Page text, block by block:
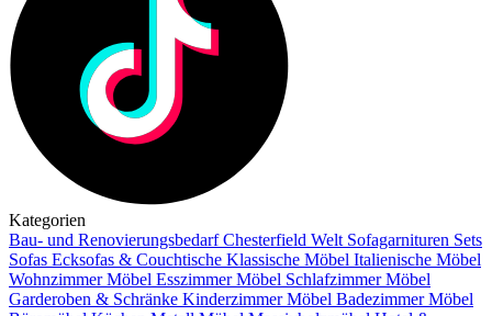
Kategorien
Bau- und RenovierungsbedarfChesterfield Welt Sofagarnituren Sets
Sofas Ecksofas & Couchtische Klassische Möbel Italienische Möbel
Wohnzimmer Möbel Esszimmer Möbel Schlafzimmer Möbel
Garderoben & Schränke Kinderzimmer Möbel Badezimmer Möbel